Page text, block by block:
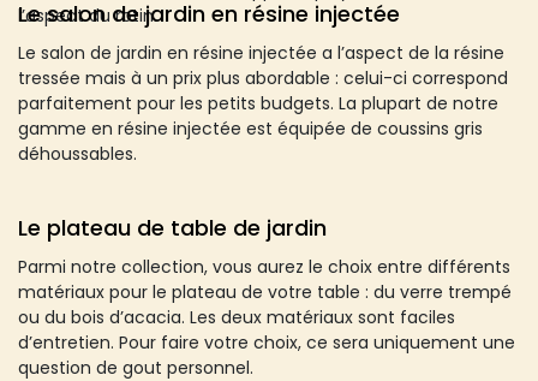
l’aspect du rotin.
Le salon de jardin en résine injectée
Le salon de jardin en résine injectée a l’aspect de la résine
tressée mais à un prix plus abordable : celui-ci correspond
parfaitement pour les petits budgets. La plupart de notre
gamme en résine injectée est équipée de coussins gris
déhoussables.
Le plateau de table de jardin
Parmi notre collection, vous aurez le choix entre différents
matériaux pour le plateau de votre table : du verre trempé
ou du bois d’acacia. Les deux matériaux sont faciles
d’entretien. Pour faire votre choix, ce sera uniquement une
question de gout personnel.